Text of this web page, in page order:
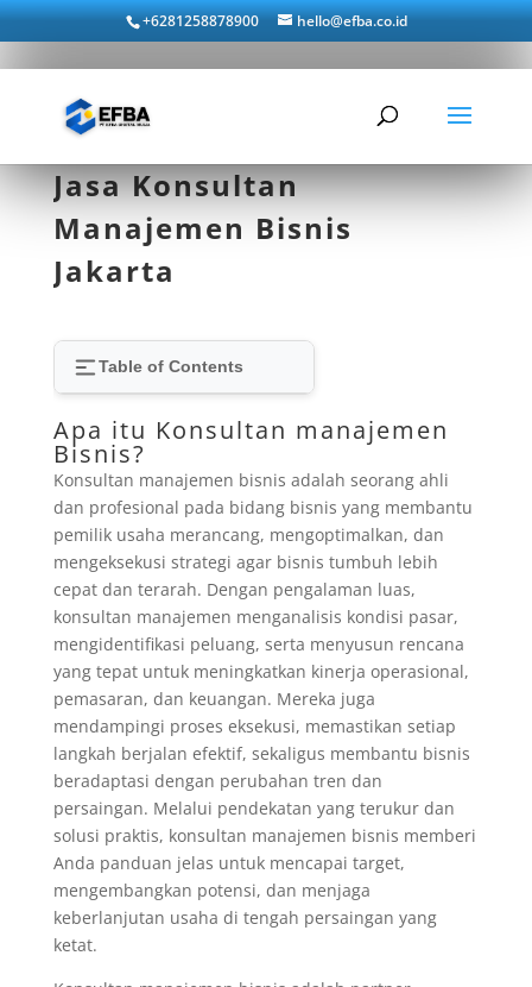
+6281258878900 hello@efba.co.id
Jasa Konsultan
Manajemen Bisnis
Jakarta
Table of Contents
Apa itu Konsultan manajemen
Bisnis?
Konsultan manajemen bisnis adalah seorang ahli
dan profesional pada bidang bisnis yang membantu
pemilik usaha merancang, mengoptimalkan, dan
mengeksekusi strategi agar bisnis tumbuh lebih
cepat dan terarah. Dengan pengalaman luas,
konsultan manajemen menganalisis kondisi pasar,
mengidentifikasi peluang, serta menyusun rencana
yang tepat untuk meningkatkan kinerja operasional,
pemasaran, dan keuangan. Mereka juga
mendampingi proses eksekusi, memastikan setiap
langkah berjalan efektif, sekaligus membantu bisnis
beradaptasi dengan perubahan tren dan
persaingan. Melalui pendekatan yang terukur dan
solusi praktis, konsultan manajemen bisnis memberi
Anda panduan jelas untuk mencapai target,
mengembangkan potensi, dan menjaga
keberlanjutan usaha di tengah persaingan yang
ketat.